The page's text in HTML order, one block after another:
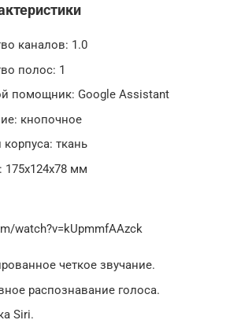
каналов: 1.0
полос: 1
помощник: Google Assistant
кнопочное
ткань
175x124x78 мм
watch?v=kUpmmfAAzck
четкое звучание.
распознавание голоса.
Siri.